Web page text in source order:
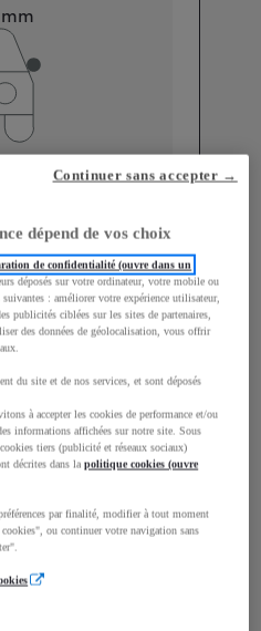
mm
4,7L/100 km
108g/km
170km/h
10,7secondes
Roues motrices avant
dépend de vos choix
de confidentialité (ouvre dans un
déposés sur votre ordinateur, votre mobile ou
: améliorer votre expérience utilisateur,
publicités ciblées sur les sites de partenaires,
des données de géolocalisation, vous offrir
du site et de nos services, et sont déposés
à accepter les cookies de performance et/ou
informations affichées sur notre site. Sous
tiers (publicité et réseaux sociaux)
décrites dans lapolitique cookies (ouvre
par finalité, modifier à tout moment
ou continuer votre navigation sans
Continuer sans accepter →